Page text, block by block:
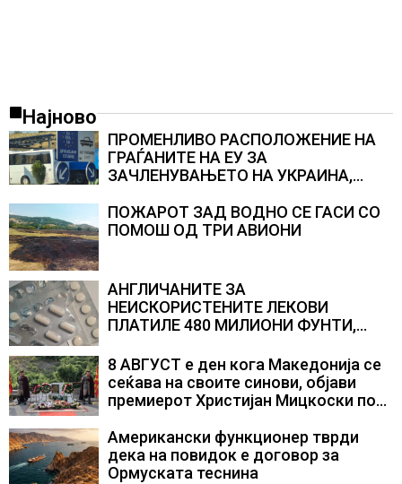
Најново
ПРОМЕНЛИВО РАСПОЛОЖЕНИЕ НА
ГРАЃАНИТЕ НА ЕУ ЗА
ЗАЧЛЕНУВАЊЕТО НА УКРАИНА,
Полска, Франција и Германија
ПОЖАРОТ ЗАД ВОДНО СЕ ГАСИ СО
ПОМОШ ОД ТРИ АВИОНИ
АНГЛИЧАНИТЕ ЗА
НЕИСКОРИСТЕНИТЕ ЛЕКОВИ
ПЛАТИЛЕ 480 МИЛИОНИ ФУНТИ,
само лекови што навистина им се
потребни
8 АВГУСТ е ден кога Македонија се
сеќава на своите синови, објави
премиерот Христијан Мицкоски по
загинувањето на десетмината
прилепски бранители
Американски функционер тврди
дека на повидок е договор за
Ормуската теснина